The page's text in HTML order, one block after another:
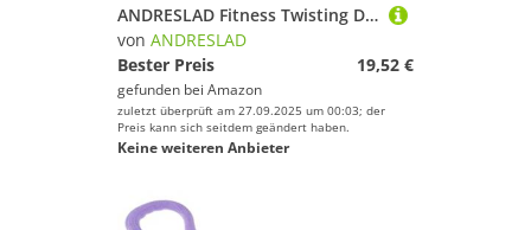
ANDRESLAD Fitness Twisting Disc mit Zugseil rutschfeste Kunststoff Taillentrainer Scheibe für Frauen Multifunktionales Heimtrainingsgerät zur Stärkung von Bauch Rücken und Armen
von ANDRESLAD
Bester Preis
19,52 €
gefunden bei Amazon
zuletzt überprüft am 27.09.2025 um 00:03; der
Preis kann sich seitdem geändert haben.
Keine weiteren Anbieter